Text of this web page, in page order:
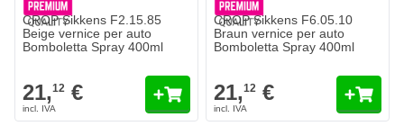
CROP Sikkens F2.15.85
Beige vernice per auto
Bomboletta Spray 400ml
21,12 €
CROP Sikkens F6.05.10
Braun vernice per auto
Bomboletta Spray 400ml
21,12 €